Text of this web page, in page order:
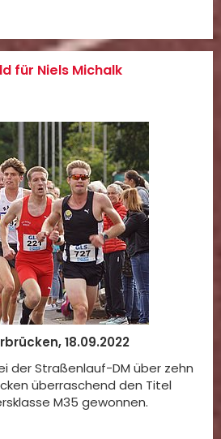
für Niels Michalk
18.09.2022
der Straßenlauf-DM über zehn
überraschend den Titel
M35 gewonnen.